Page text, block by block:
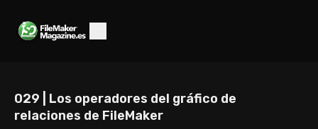
029 | Los operadores del gráfico de
relaciones de FileMaker